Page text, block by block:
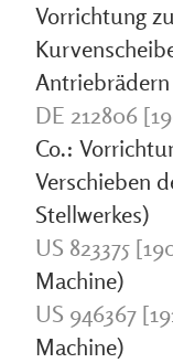
Vorrichtung
DE 212806
Co.:
Verschieben
Stellwerkes)
US 823375
Machine)
US 946367
Machine)